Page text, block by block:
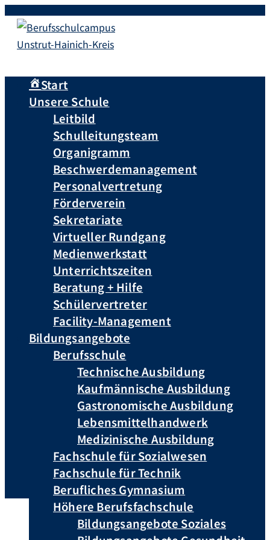
Start
Unsere Schule
Leitbild
Schulleitungsteam
Organigramm
Beschwerdemanagement
Personalvertretung
Förderverein
Sekretariate
Virtueller Rundgang
Medienwerkstatt
Unterrichtszeiten
Beratung + Hilfe
Schülervertreter
Facility-Management
Bildungsangebote
Berufsschule
Technische Ausbildung
Kaufmännische Ausbildung
Gastronomische Ausbildung
Lebensmittelhandwerk
Medizinische Ausbildung
Fachschule für Sozialwesen
Fachschule für Technik
Berufliches Gymnasium
Höhere Berufsfachschule
Bildungsangebote Soziales